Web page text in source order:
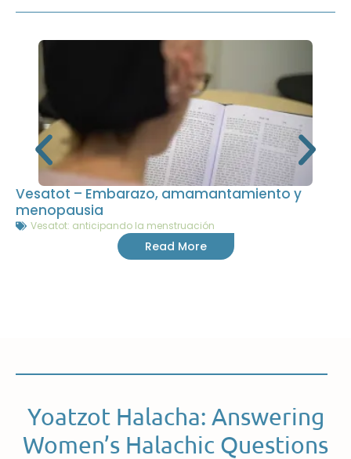
Vesatot – Embarazo, amamantamiento y
menopausia
Vesatot: anticipando la menstruación
Read More
Yoatzot Halacha: Answering
Women’s Halachic Questions